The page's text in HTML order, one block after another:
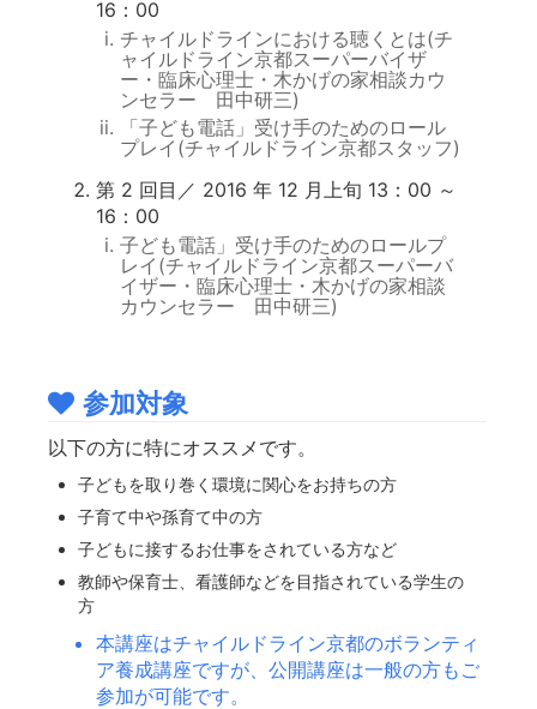
16：00
チャイルドラインにおける聴くとは(チ
ャイルドライン京都スーパーバイザ
ー・臨床心理士・木かげの家相談カウ
ンセラー 田中研三)
「子ども電話」受け手のためのロール
プレイ(チャイルドライン京都スタッフ)
第 2 回目／ 2016 年 12 月上旬 13：00 ～
16：00
子ども電話」受け手のためのロールプ
レイ(チャイルドライン京都スーパーバ
イザー・臨床心理士・木かげの家相談
カウンセラー 田中研三)
参加対象
以下の方に特にオススメです。
子どもを取り巻く環境に関心をお持ちの方
子育て中や孫育て中の方
子どもに接するお仕事をされている方など
教師や保育士、看護師などを目指されている学生の
方
本講座はチャイルドライン京都のボランティ
ア養成講座ですが、公開講座は一般の方もご
参加が可能です。